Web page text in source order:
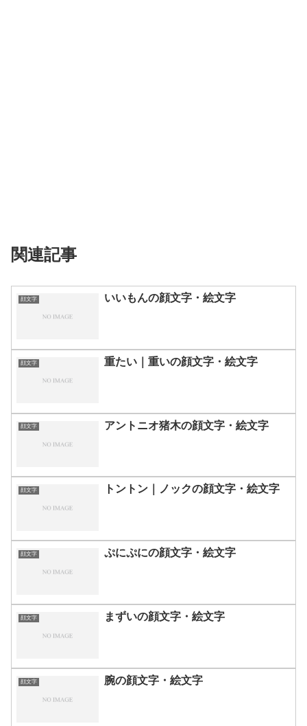
関連記事
顔文字 いいもんの顔文字・絵文字
顔文字 重たい｜重いの顔文字・絵文字
顔文字 アントニオ猪木の顔文字・絵文字
顔文字 トントン｜ノックの顔文字・絵文字
顔文字 ぷにぷにの顔文字・絵文字
顔文字 まずいの顔文字・絵文字
顔文字 腕の顔文字・絵文字